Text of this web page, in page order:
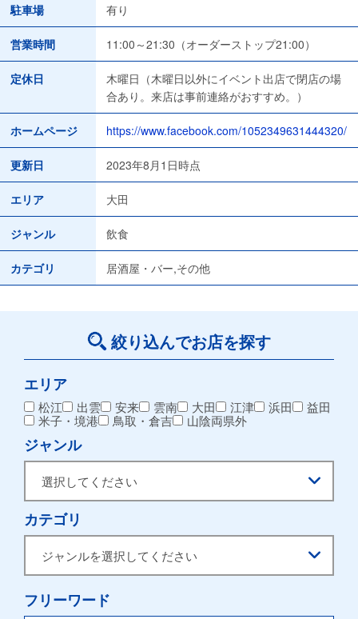
駐車場 有り
営業時間 11:00～21:30（オーダーストップ21:00）
定休日
木曜日（木曜日以外にイベント出店で閉店の場
合あり。来店は事前連絡がおすすめ。）
ホームページ https://www.facebook.com/1052349631444320/
更新日 2023年8月1日時点
エリア 大田
ジャンル 飲食
カテゴリ 居酒屋・バー,その他
絞り込んでお店を探す
エリア
松江 出雲 安来 雲南 大田 江津 浜田
益田
米子・境港
鳥取・倉吉 山陰両県外
ジャンル
カテゴリ
フリーワード